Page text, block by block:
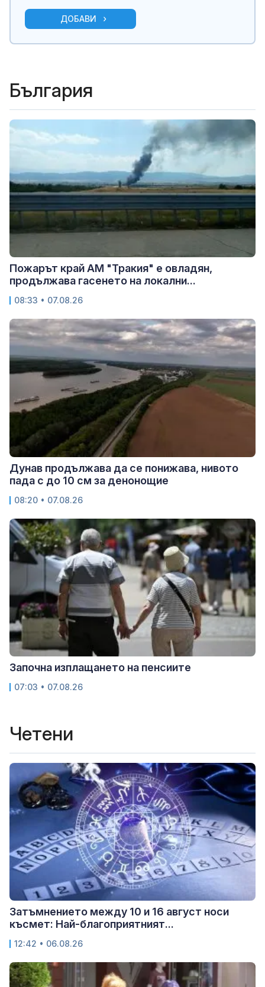
ДОБАВИ
България
Пожарът край АМ "Тракия" е овладян,
продължава гасенето на локални...
08:33 • 07.08.26
Дунав продължава да се понижава, нивото
пада с до 10 см за денонощие
08:20 • 07.08.26
Започна изплащането на пенсиите
07:03 • 07.08.26
Четени
Затъмнението между 10 и 16 август носи
късмет: Най-благоприятният...
12:42 • 06.08.26